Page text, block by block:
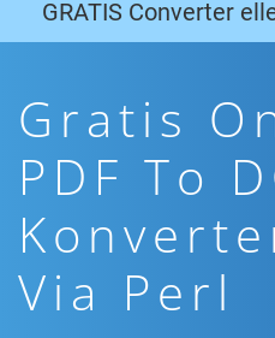
GRATIS Converter
Gratis
PDF To
Via Perl